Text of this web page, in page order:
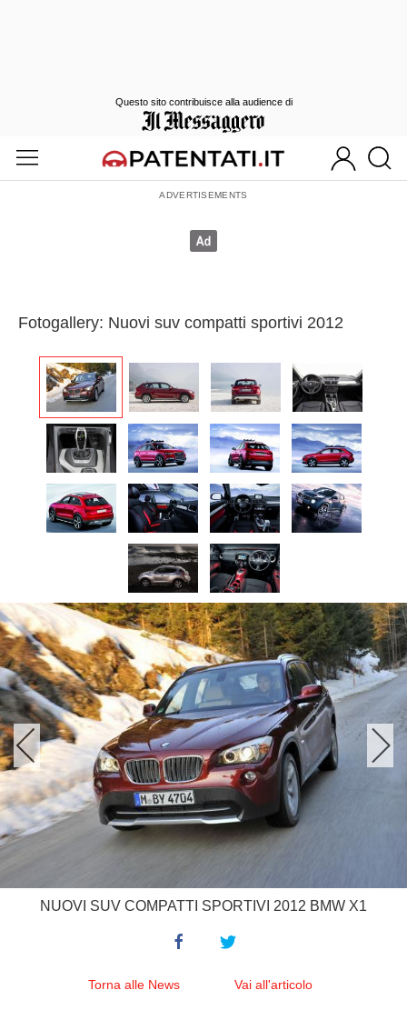
Fotogallery: Nuovi suv compatti sportivi 2012
NUOVI SUV COMPATTI SPORTIVI 2012 BMW X1
Torna alle News Vai all'articolo
Questo sito contribuisce alla audience di